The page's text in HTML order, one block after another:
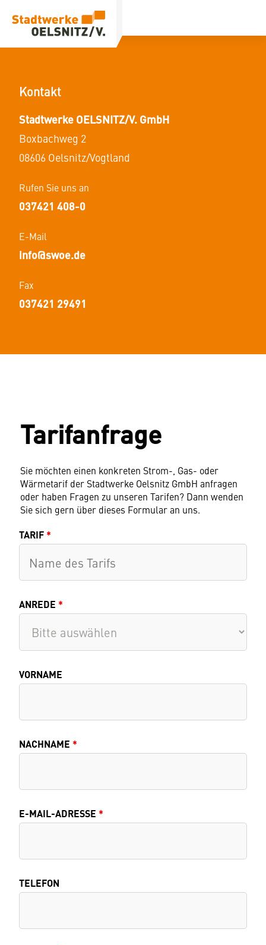
Kontakt
Stadtwerke OELSNITZ/V. GmbH
Boxbachweg 2
08606 Oelsnitz/Vogtland
Rufen Sie uns an
037421 408-0
E-Mail
info@swoe.de
Fax
037421 29491
Tarifanfrage
Sie möchten einen konkreten Strom-, Gas- oder
Wärmetarif der Stadtwerke Oelsnitz GmbH anfragen
oder haben Fragen zu unseren Tarifen? Dann wenden
Sie sich gern über dieses Formular an uns.
TARIF *
ANREDE *
VORNAME
NACHNAME *
E-MAIL-ADRESSE *
TELEFON